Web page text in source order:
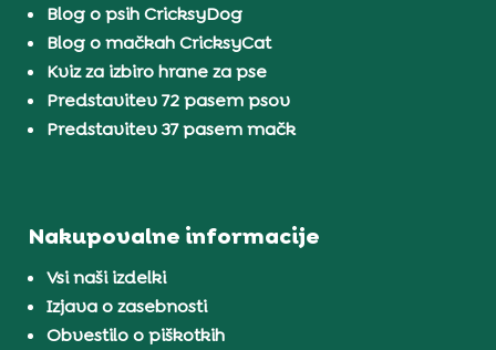
Blog o psih CricksyDog
Blog o mačkah CricksyCat
Kviz za izbiro hrane za pse
Predstavitev 72 pasem psov
Predstavitev 37 pasem mačk
Nakupovalne informacije
Vsi naši izdelki
Izjava o zasebnosti
Obvestilo o piškotkih